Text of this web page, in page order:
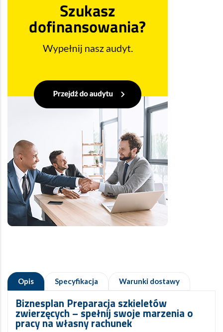
Opis Specyfikacja Warunki dostawy
Biznesplan Preparacja szkieletów
zwierzęcych – spełnij swoje marzenia o
pracy na własny rachunek